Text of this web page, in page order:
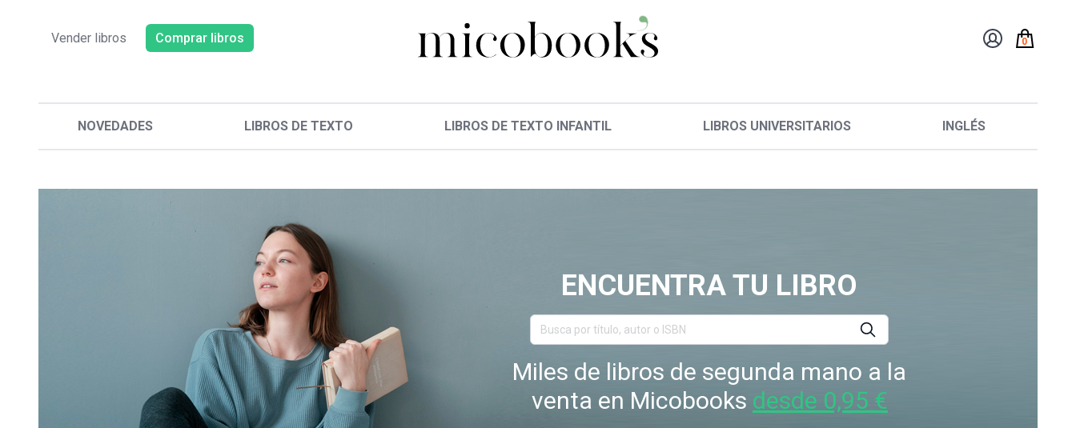
Vender libros Comprar libros 0
NOVEDADES LIBROS DE TEXTO LIBROS DE TEXTO INFANTIL LIBROS UNIVERSITARIOS INGLÉS
ENCUENTRA TU LIBRO
Miles de libros de segunda mano a la
venta en Micobooks desde 0,95 €